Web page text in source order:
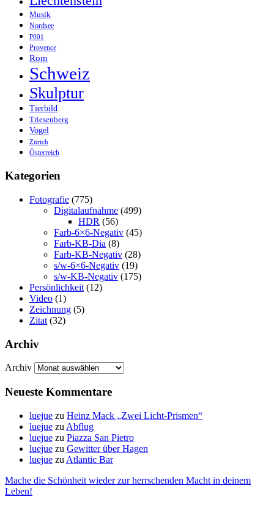
Musik
Nordsee
P001
Provence
Rom
Schweiz
Skulptur
Tierbild
Triesenberg
Vogel
Zürich
Österreich
Kategorien
Fotografie (775)
Digitalaufnahme (499)
HDR (56)
Farb-6×6-Negativ (45)
Farb-KB-Dia (8)
Farb-KB-Negativ (28)
s/w-6×6-Negativ (19)
s/w-KB-Negativ (175)
Persönlichkeit (12)
Video (1)
Zeichnung (5)
Zitat (32)
Archiv
Archiv
Neueste Kommentare
luejue zu Heinz Mack „Zwei Licht-Prismen“
luejue zu Abflug
luejue zu Piazza San Pietro
luejue zu Gewitter über Hagen
luejue zu Atlantic Bar
Mache die Schönheit wieder zur herrschenden Macht in deinem
Leben!